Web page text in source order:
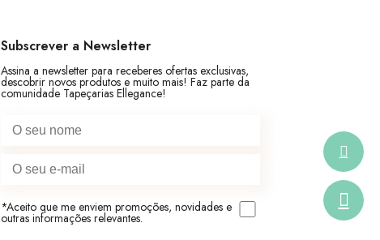
Subscrever a Newsletter
Assina a newsletter para receberes ofertas exclusivas,
descobrir novos produtos e muito mais! Faz parte da
comunidade Tapeçarias Ellegance!
*Aceito que me enviem promoções, novidades e
outras informações relevantes.